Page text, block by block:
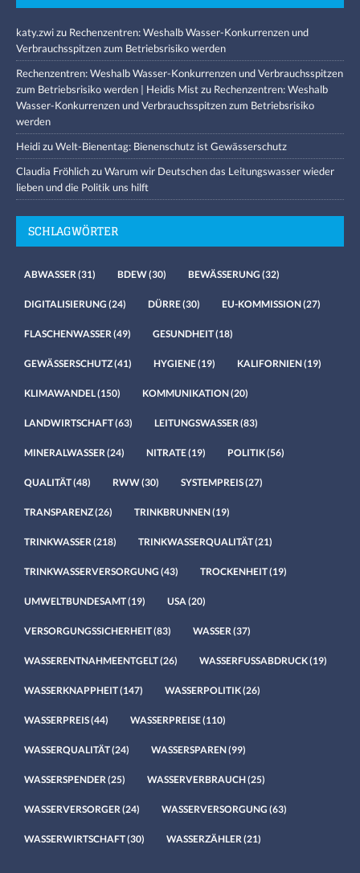
katy.zwizu Rechenzentren: Weshalb Wasser-Konkurrenzen und
Verbrauchsspitzen zum Betriebsrisiko werden
Rechenzentren: Weshalb Wasser-Konkurrenzen und Verbrauchsspitzen
zum Betriebsrisiko werden | Heidis Mistzu Rechenzentren: Weshalb
Wasser-Konkurrenzen und Verbrauchsspitzen zum Betriebsrisiko
werden
HeidizuWelt-Bienentag: Bienenschutz ist Gewässerschutz
Claudia FröhlichzuWarum wir Deutschen das Leitungswasser wieder
lieben und die Politik uns hilft
SCHLAGWÖRTER
ABWASSER (31) BDEW(30) BEWÄSSERUNG (32)
DIGITALISIERUNG (24) DÜRRE(30) EU-KOMMISSION(27)
FLASCHENWASSER (49) GESUNDHEIT(18)
GEWÄSSERSCHUTZ(41) HYGIENE(19) KALIFORNIEN(19)
KLIMAWANDEL(150) KOMMUNIKATION(20)
LANDWIRTSCHAFT(63) LEITUNGSWASSER (83)
MINERALWASSER (24) NITRATE(19) POLITIK(56)
QUALITÄT(48) RWW(30) SYSTEMPREIS(27)
TRANSPARENZ(26) TRINKBRUNNEN(19)
TRINKWASSER (218) TRINKWASSERQUALITÄT(21)
TRINKWASSERVERSORGUNG (43) TROCKENHEIT(19)
UMWELTBUNDESAMT(19) USA (20)
VERSORGUNGSSICHERHEIT(83) WASSER (37)
WASSERENTNAHMEENTGELT(26) WASSERFUSSABDRUCK(19)
WASSERKNAPPHEIT(147) WASSERPOLITIK(26)
WASSERPREIS(44) WASSERPREISE(110)
WASSERQUALITÄT(24) WASSERSPAREN(99)
WASSERSPENDER (25) WASSERVERBRAUCH(25)
WASSERVERSORGER (24) WASSERVERSORGUNG (63)
WASSERWIRTSCHAFT(30) WASSERZÄHLER (21)